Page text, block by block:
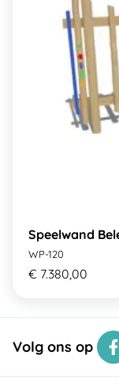
Speelwand
WP-120
€ 7.380,00
Volg ons op